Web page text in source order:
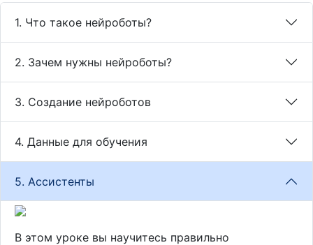
1. Что такое нейроботы?
2. Зачем нужны нейроботы?
3. Создание нейроботов
4. Данные для обучения
5. Ассистенты
В этом уроке вы научитесь правильно